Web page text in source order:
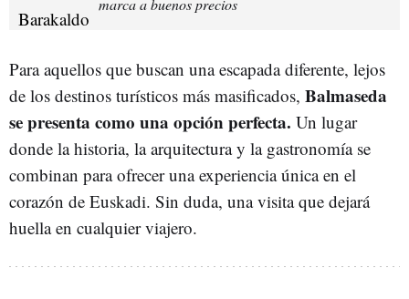
marca a buenos precios
Para aquellos que buscan una escapada diferente, lejos
de los destinos turísticos más masificados, Balmaseda
se presenta como una opción perfecta. Un lugar
donde la historia, la arquitectura y la gastronomía se
combinan para ofrecer una experiencia única en el
corazón de Euskadi. Sin duda, una visita que dejará
huella en cualquier viajero.